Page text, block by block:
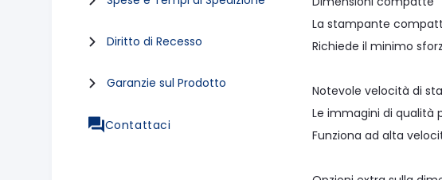
Diritto di Recesso
Garanzie sul Prodotto
Contattaci
La stampante
Richiede il minimo
Notevole velocità di
Le immagini di qualità
Funziona ad alta